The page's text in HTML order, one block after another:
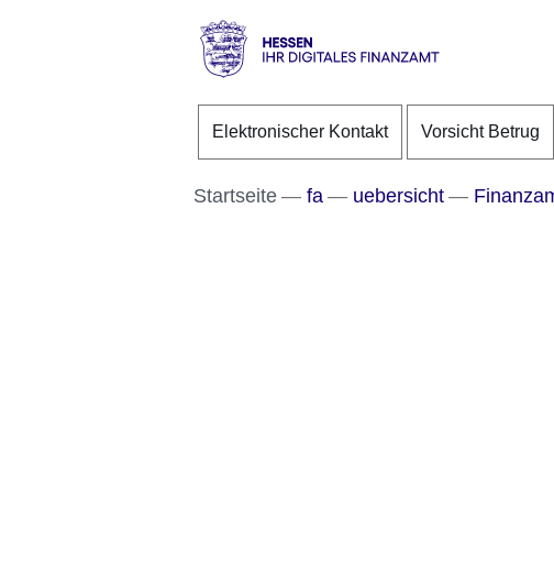
Direkt zum Kopf der Seite
Direkt zum Inhalt
Direkt zum Fuß der Seite
Ihr
Finanzamt
Elektronischer Kontakt Vorsicht Betrug
Startseite fa uebersicht